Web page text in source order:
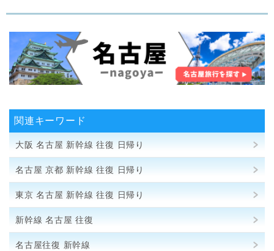
関連キーワード
大阪 名古屋 新幹線 往復 日帰り
名古屋 京都 新幹線 往復 日帰り
東京 名古屋 新幹線 往復 日帰り
新幹線 名古屋 往復
名古屋往復 新幹線